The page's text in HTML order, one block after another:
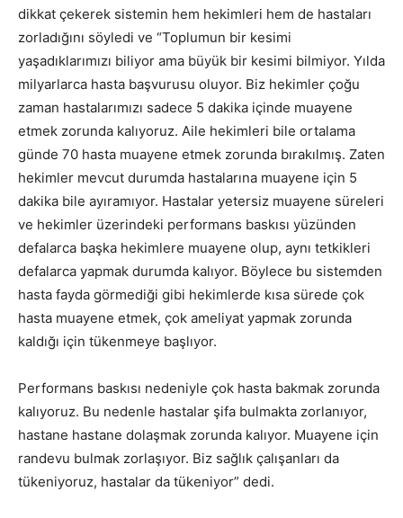
dikkat çekerek sistemin hem hekimleri hem de hastaları
zorladığını söyledi ve “Toplumun bir kesimi
yaşadıklarımızı biliyor ama büyük bir kesimi bilmiyor. Yılda
milyarlarca hasta başvurusu oluyor. Biz hekimler çoğu
zaman hastalarımızı sadece 5 dakika içinde muayene
etmek zorunda kalıyoruz. Aile hekimleri bile ortalama
günde 70 hasta muayene etmek zorunda bırakılmış. Zaten
hekimler mevcut durumda hastalarına muayene için 5
dakika bile ayıramıyor. Hastalar yetersiz muayene süreleri
ve hekimler üzerindeki performans baskısı yüzünden
defalarca başka hekimlere muayene olup, aynı tetkikleri
defalarca yapmak durumda kalıyor. Böylece bu sistemden
hasta fayda görmediği gibi hekimlerde kısa sürede çok
hasta muayene etmek, çok ameliyat yapmak zorunda
kaldığı için tükenmeye başlıyor.
Performans baskısı nedeniyle çok hasta bakmak zorunda
kalıyoruz. Bu nedenle hastalar şifa bulmakta zorlanıyor,
hastane hastane dolaşmak zorunda kalıyor. Muayene için
randevu bulmak zorlaşıyor. Biz sağlık çalışanları da
tükeniyoruz, hastalar da tükeniyor” dedi.